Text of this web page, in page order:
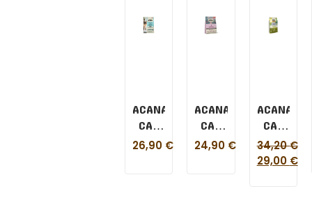
ACANA
CAT
BOUNTIFUL
CATCH
26,90 €
ACANA
CAT
FIRST
FEAST
24,90 €
ACANA
CAT
1,8 KG
34,20€
29,00 €